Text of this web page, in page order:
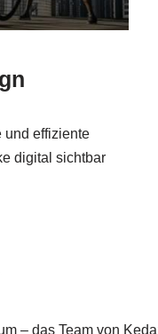
und effiziente
digital sichtbar
– das Team von